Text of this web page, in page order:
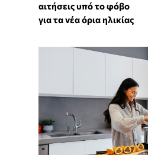
αιτήσεις υπό το φόβο
για τα νέα όρια ηλικίας